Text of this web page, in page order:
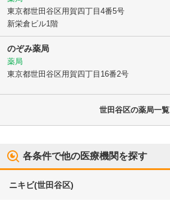
東京都世田谷区用賀四丁目4番5号
新栄倉ビル1階
のぞみ薬局
薬局
東京都世田谷区用賀四丁目16番2号
世田谷区の薬局一覧
各条件で他の医療機関を探す
ニキビ(世田谷区)